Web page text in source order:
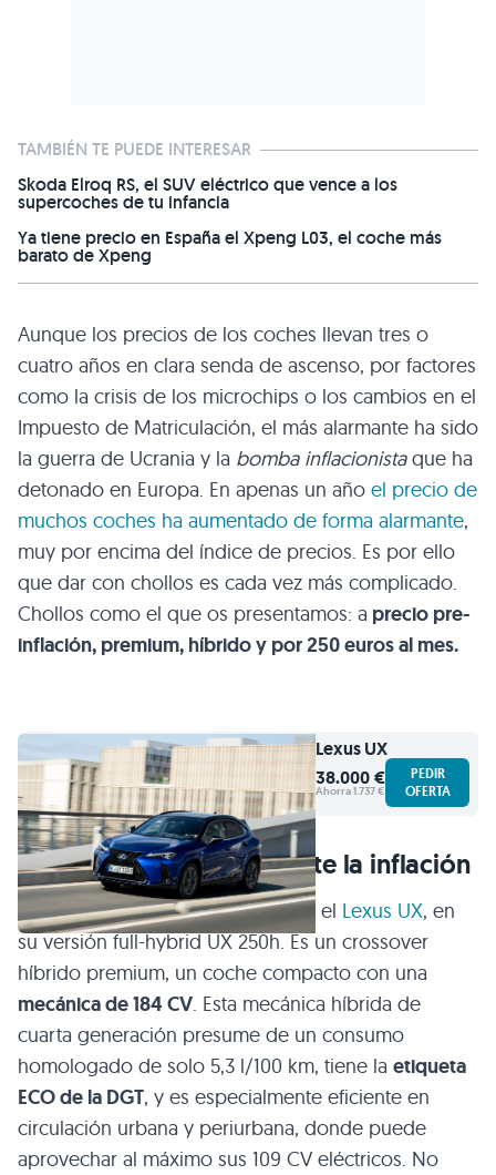
TAMBIÉN TE PUEDE INTERESAR
Skoda Elroq RS, el SUV eléctrico que vence a los
supercoches de tu infancia
Ya tiene precio en España el Xpeng L03, el coche más
barato de Xpeng
Aunque los precios de los coches llevan tres o
cuatro años en clara senda de ascenso, por factores
como la crisis de los microchips o los cambios en el
Impuesto de Matriculación, el más alarmante ha sido
la guerra de Ucrania y la bomba inflacionistaque ha
detonado en Europa. En apenas un año el precio de
muchos coches ha aumentado de forma alarmante,
muy por encima del índice de precios. Es por ello
que dar con chollos es cada vez más complicado.
Chollos como el que os presentamos: a precio pre-
inflación, premium, híbrido y por 250 euros al mes.
LexusUX
38.000 €
Ahorra 1.737 €
PEDIR
OFERTA
Así es el Lexus UX que bate la inflación
El protagonista de este artículo es el Lexus UX, en
su versión full-hybrid UX 250h. Es un crossover
híbrido premium, un coche compacto con una
mecánica de 184 CV. Esta mecánica híbrida de
cuarta generación presume de un consumo
homologado de solo 5,3 l/100 km, tiene la etiqueta
ECO de la DGT, y es especialmente eficiente en
circulación urbana y periurbana, donde puede
aprovechar al máximo sus 109 CV eléctricos. No